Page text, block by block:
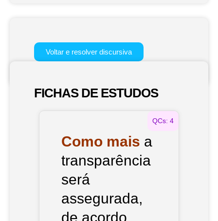
Voltar e resolver discursiva
FICHAS DE ESTUDOS
Como mais a
transparência
será
assegurada,
de acordo
QCs: 4